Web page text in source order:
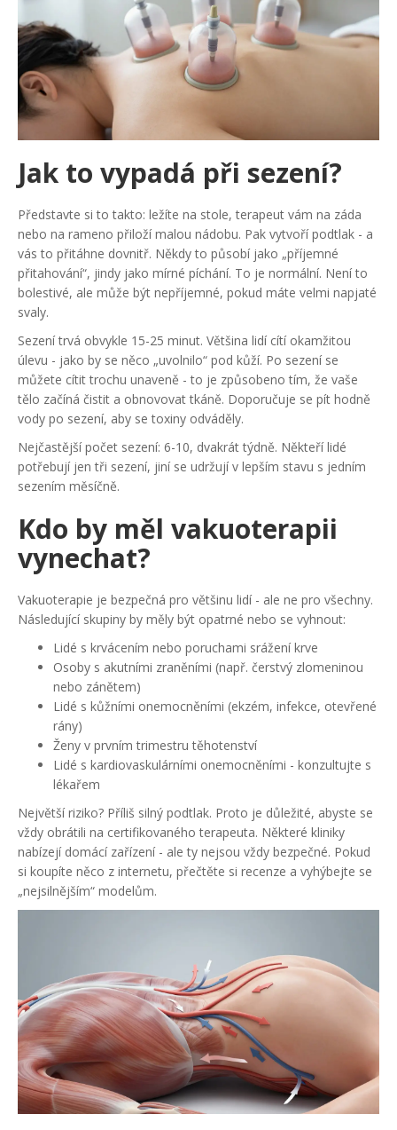
Jak to vypadá při sezení?
Představte si to takto: ležíte na stole, terapeut vám na záda
nebo na rameno přiloží malou nádobu. Pak vytvoří podtlak - a
vás to přitáhne dovnitř. Někdy to působí jako „příjemné
přitahování“, jindy jako mírné píchání. To je normální. Není to
bolestivé, ale může být nepříjemné, pokud máte velmi napjaté
svaly.
Sezení trvá obvykle 15-25 minut. Většina lidí cítí okamžitou
úlevu - jako by se něco „uvolnilo“ pod kůží. Po sezení se
můžete cítit trochu unaveně - to je způsobeno tím, že vaše
tělo začíná čistit a obnovovat tkáně. Doporučuje se pít hodně
vody po sezení, aby se toxiny odváděly.
Nejčastější počet sezení: 6-10, dvakrát týdně. Někteří lidé
potřebují jen tři sezení, jiní se udržují v lepším stavu s jedním
sezením měsíčně.
Kdo by měl vakuoterapii
vynechat?
Vakuoterapie je bezpečná pro většinu lidí - ale ne pro všechny.
Následující skupiny by měly být opatrné nebo se vyhnout:
Lidé s krvácením nebo poruchami srážení krve
Osoby s akutními zraněními (např. čerstvý zlomeninou
nebo zánětem)
Lidé s kůžními onemocněními (ekzém, infekce, otevřené
rány)
Ženy v prvním trimestru těhotenství
Lidé s kardiovaskulárními onemocněními - konzultujte s
lékařem
Největší riziko? Příliš silný podtlak. Proto je důležité, abyste se
vždy obrátili na certifikovaného terapeuta. Některé kliniky
nabízejí domácí zařízení - ale ty nejsou vždy bezpečné. Pokud
si koupíte něco z internetu, přečtěte si recenze a vyhýbejte se
„nejsilnějším“ modelům.